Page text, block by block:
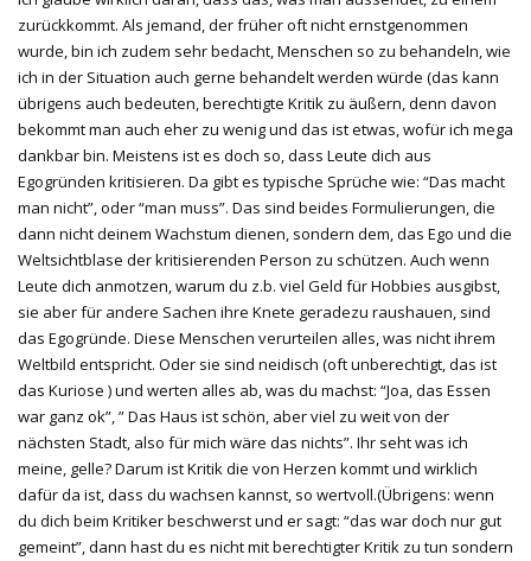
zurückkommt. Als jemand, der früher oft nicht ernstgenommen
wurde, bin ich zudem sehr bedacht, Menschen so zu behandeln, wie
ich in der Situation auch gerne behandelt werden würde (das kann
übrigens auch bedeuten, berechtigte Kritik zu äußern, denn davon
bekommt man auch eher zu wenig und das ist etwas, wofür ich mega
dankbar bin. Meistens ist es doch so, dass Leute dich aus
Egogründen kritisieren. Da gibt es typische Sprüche wie: “Das macht
man nicht”, oder “man muss”. Das sind beides Formulierungen, die
dann nicht deinem Wachstum dienen, sondern dem, das Ego und die
Weltsichtblase der kritisierenden Person zu schützen. Auch wenn
Leute dich anmotzen, warum du z.b. viel Geld für Hobbies ausgibst,
sie aber für andere Sachen ihre Knete geradezu raushauen, sind
das Egogründe. Diese Menschen verurteilen alles, was nicht ihrem
Weltbild entspricht. Oder sie sind neidisch (oft unberechtigt, das ist
das Kuriose ) und werten alles ab, was du machst: “Joa, das Essen
war ganz ok”, ” Das Haus ist schön, aber viel zu weit von der
nächsten Stadt, also für mich wäre das nichts”. Ihr seht was ich
meine, gelle? Darum ist Kritik die von Herzen kommt und wirklich
dafür da ist, dass du wachsen kannst, so wertvoll.(Übrigens: wenn
du dich beim Kritiker beschwerst und er sagt: “das war doch nur gut
gemeint”, dann hast du es nicht mit berechtigter Kritik zu tun sondern